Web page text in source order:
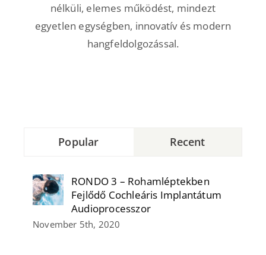
nélküli, elemes működést, mindezt
egyetlen egységben, innovatív és modern
hangfeldolgozással.
Popular Recent
RONDO 3 – Rohamléptekben
Fejlődő Cochleáris Implantátum
Audioprocesszor
November 5th, 2020